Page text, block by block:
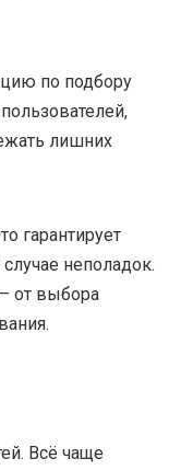
по подбору
лишних
гарантирует
неполадок.
от выбора
Всё чаще